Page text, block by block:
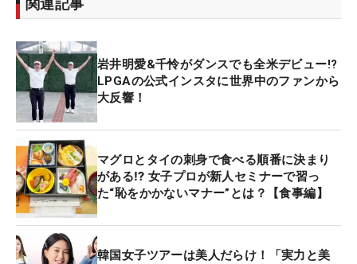
関連記事
岩井明愛&千怜がダンスでも全米デビュー!?
LPGAの公式インスタに世界中のファンから
大反響！
マグロとタイの刺身で食べる順番に決まり
がある⁉ 女子プロが新人セミナーで習っ
た“恥をかかないマナー”とは？【食事編】
韓国女子ツアーは美人だらけ！「実力と美